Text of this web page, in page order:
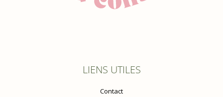
LIENS UTILES
Contact